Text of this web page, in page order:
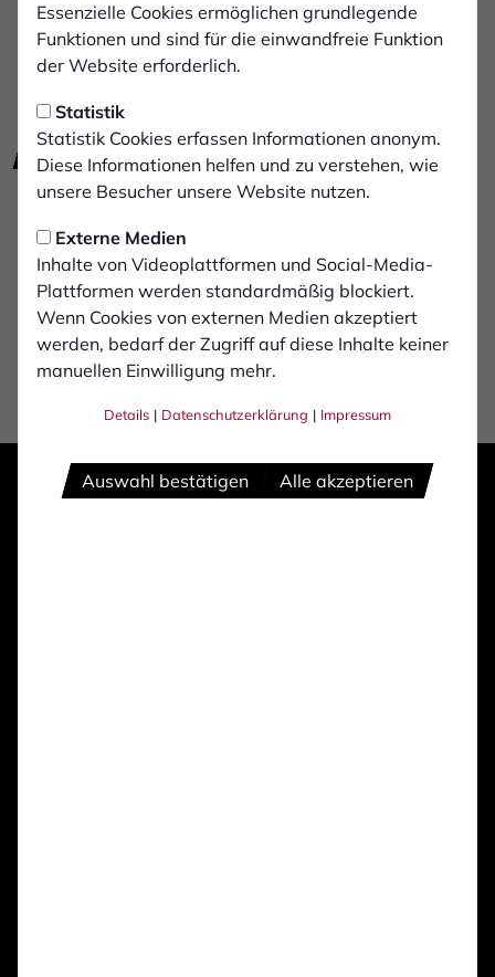
Essenzielle Cookies ermöglichen grundlegende
Funktionen und sind für die einwandfreie Funktion
der Website erforderlich.
Statistik
Statistik Cookies erfassen Informationen anonym.
Diese Informationen helfen und zu verstehen, wie
unsere Besucher unsere Website nutzen.
Externe Medien
Inhalte von Videoplattformen und Social-Media-
Plattformen werden standardmäßig blockiert.
Wenn Cookies von externen Medien akzeptiert
werden, bedarf der Zugriff auf diese Inhalte keiner
manuellen Einwilligung mehr.
Details | Datenschutzerklärung | Impressum
Auswahl bestätigen Alle akzeptieren
E-Mail schreiben zur Website
Telefon: 02871 / 40708
Westend 31
46399 Bocholt